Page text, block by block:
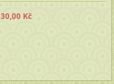
30,00 Kč